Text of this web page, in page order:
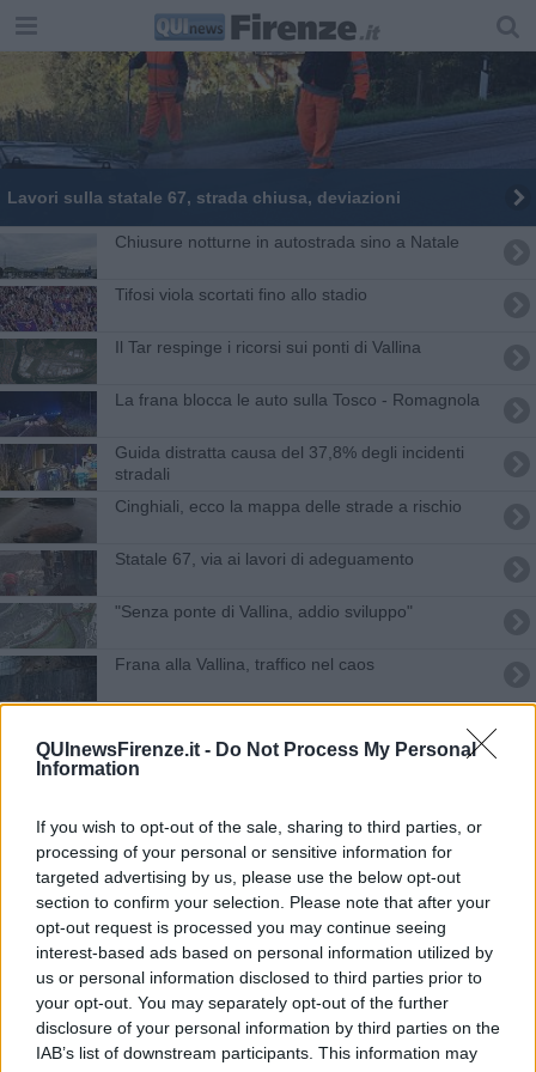
QUInewsFirenze.it - Do Not Process My Personal
Information
If you wish to opt-out of the sale, sharing to third parties, or
processing of your personal or sensitive information for
targeted advertising by us, please use the below opt-out
section to confirm your selection. Please note that after your
opt-out request is processed you may continue seeing
interest-based ads based on personal information utilized by
us or personal information disclosed to third parties prior to
your opt-out. You may separately opt-out of the further
disclosure of your personal information by third parties on the
IAB’s list of downstream participants. This information may
Lavori sulla statale 67, strada chiusa, deviazioni
Chiusure notturne in autostrada sino a Natale
Tifosi viola scortati fino allo stadio
Il Tar respinge i ricorsi sui ponti di Vallina
La frana blocca le auto sulla Tosco - Romagnola
Guida distratta causa del 37,8% degli incidenti
stradali
Cinghiali, ecco la mappa delle strade a rischio
Statale 67, via ai lavori di adeguamento
"Senza ponte di Vallina, addio sviluppo"
Frana alla Vallina, traffico nel caos
Paura alle Sieci ma l'acqua rientra nell'Arno
Via libera al doppio ponte sull'Arno
Schianto in A1 tra 5 auto, 10 chilometri di coda
Autostrada chiusa per un'intera notte
Maltempo, fuori uso strade, autostrade, ferrovie
Il doppio ponte è sempre più vicino